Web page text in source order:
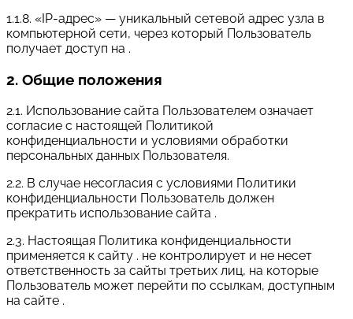
1.1.8. «IP-адрес» — уникальный сетевой адрес узла в
компьютерной сети, через который Пользователь
получает доступ на .
2. Общие положения
2.1. Использование сайта Пользователем означает
согласие с настоящей Политикой
конфиденциальности и условиями обработки
персональных данных Пользователя.
2.2. В случае несогласия с условиями Политики
конфиденциальности Пользователь должен
прекратить использование сайта .
2.3. Настоящая Политика конфиденциальности
применяется к сайту . не контролирует и не несет
ответственность за сайты третьих лиц, на которые
Пользователь может перейти по ссылкам, доступным
на сайте .